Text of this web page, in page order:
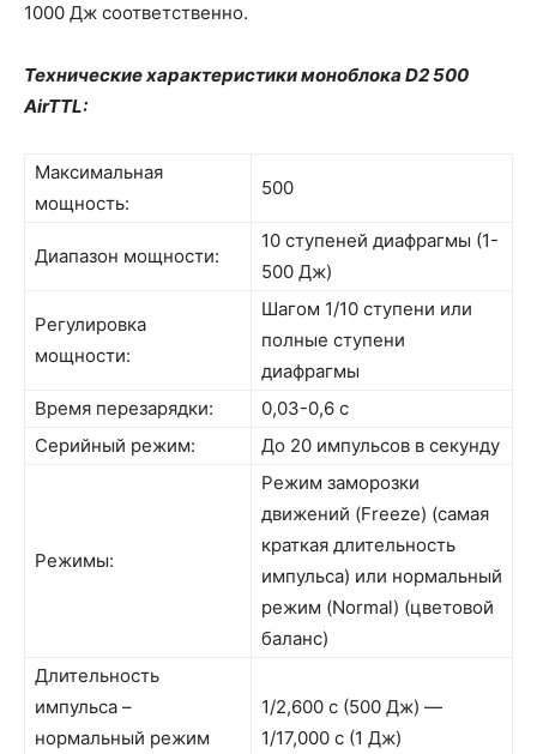
1000 Дж соответственно.
Технические характеристики моноблока D2 500
AirTTL:
Максимальная
мощность:
500
Диапазон мощности:
10 ступеней диафрагмы (1-
500 Дж)
Регулировка
мощности:
Шагом 1/10 ступени или
полные ступени
диафрагмы
Время перезарядки:
0,03-0,6 с
Серийный режим:
До 20 импульсов в секунду
Режимы:
Режим заморозки
движений (Freeze) (самая
краткая длительность
импульса) или нормальный
режим (Normal) (цветовой
баланс)
Длительность
импульса –
нормальный режим
1/2,600 с (500 Дж) —
1/17,000 с (1 Дж)